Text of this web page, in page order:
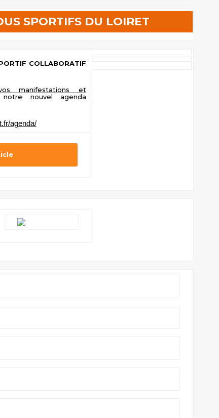
SPORTIFS DU LOIRET
COLLABORATIF
manifestations et
nouvel agenda
agenda/